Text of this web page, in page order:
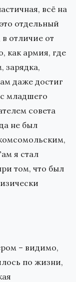
всё на
отдельный
отличие от
как армия, где
зарядка,
даже достиг
младшего
совета
не был
я стал
том, что был
– видимо,
по жизни,